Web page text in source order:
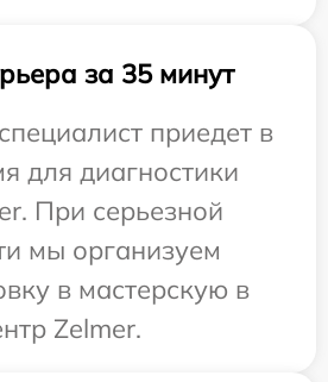
за 35 минут
приедет в
для диагностики
При серьезной
мы организуем
в мастерскую в
Zelmer.